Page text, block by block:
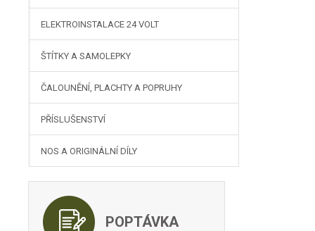
ELEKTROINSTALACE 24 VOLT
ŠTÍTKY A SAMOLEPKY
ČALOUNĚNÍ, PLACHTY A POPRUHY
PŘÍSLUŠENSTVÍ
NOS A ORIGINÁLNÍ DÍLY
POPTÁVKA